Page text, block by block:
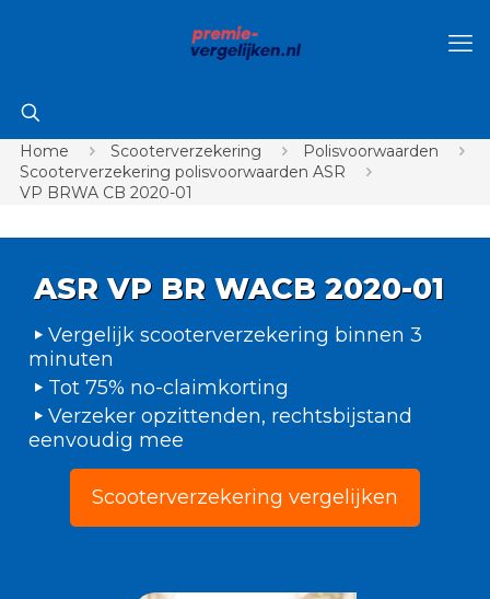
Home Scooterverzekering
Polisvoorwaarden
Scooterverzekering polisvoorwaarden ASR
VP BRWA CB 2020-01
ASR VP BR WACB 2020-01
Vergelijk scooterverzekering binnen 3
minuten
Tot 75% no-claimkorting
Verzeker opzittenden, rechtsbijstand
eenvoudig mee
Scooterverzekering vergelijken